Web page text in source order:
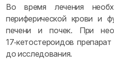
Во время лечения
периферической крови и
печени и почек. При
17‑кетостероидов
до исследования.